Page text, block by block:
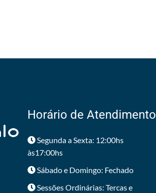
Horário de Atendimento
Segunda a Sexta: 12:00hs
às17:00hs
Sábado e Domingo: Fechado
Sessões Ordinárias: Tercas e